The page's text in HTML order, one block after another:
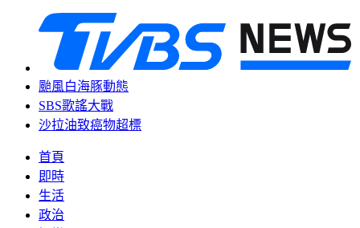
颱風白海豚動態
SBS歌謠大戰
沙拉油致癌物超標
首頁
即時
生活
政治